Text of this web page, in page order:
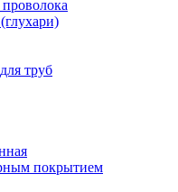
труб
покрытием